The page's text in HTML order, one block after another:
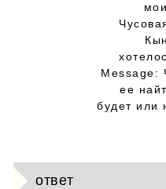
Message:
ее
будет или
ответ